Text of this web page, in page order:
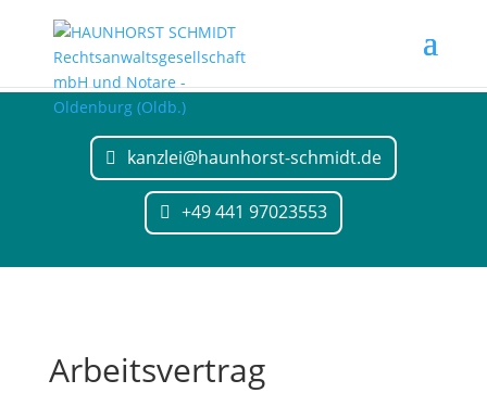
kanzlei@haunhorst-schmidt.de
+49 441 97023553
Arbeitsvertrag